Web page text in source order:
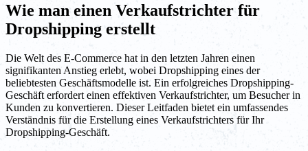
Wie man einen Verkaufstrichter für
Dropshipping erstellt
Die Welt des E-Commerce hat in den letzten Jahren einen
signifikanten Anstieg erlebt, wobei Dropshipping eines der
beliebtesten Geschäftsmodelle ist. Ein erfolgreiches Dropshipping-
Geschäft erfordert einen effektiven Verkaufstrichter, um Besucher in
Kunden zu konvertieren. Dieser Leitfaden bietet ein umfassendes
Verständnis für die Erstellung eines Verkaufstrichters für Ihr
Dropshipping-Geschäft.